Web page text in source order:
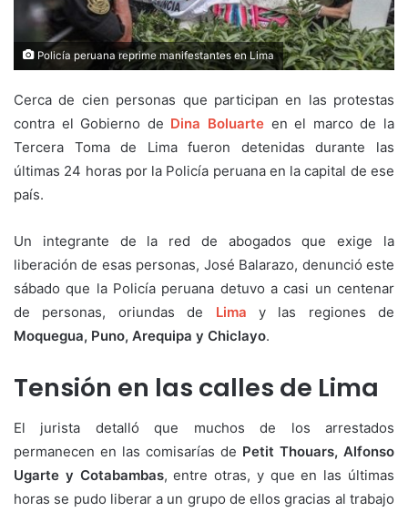
Policía peruana reprime manifestantes en Lima
Cerca de cien personas que participan en las protestas
contra el Gobierno de Dina Boluarte en el marco de la
Tercera Toma de Lima fueron detenidas durante las
últimas 24 horas por la Policía peruana en la capital de ese
país.
Un integrante de la red de abogados que exige la
liberación de esas personas, José Balarazo, denunció este
sábado que la Policía peruana detuvo a casi un centenar
de personas, oriundas de Lima y las regiones de
Moquegua, Puno, Arequipa y Chiclayo.
Tensión en las calles de Lima
El jurista detalló que muchos de los arrestados
permanecen en las comisarías de Petit Thouars, Alfonso
Ugarte y Cotabambas, entre otras, y que en las últimas
horas se pudo liberar a un grupo de ellos gracias al trabajo